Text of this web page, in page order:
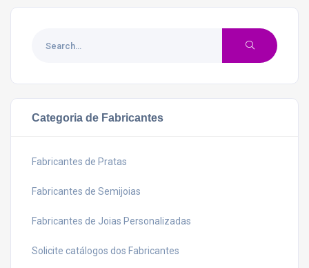
Categoria de Fabricantes
Fabricantes de Pratas
Fabricantes de Semijoias
Fabricantes de Joias Personalizadas
Solicite catálogos dos Fabricantes